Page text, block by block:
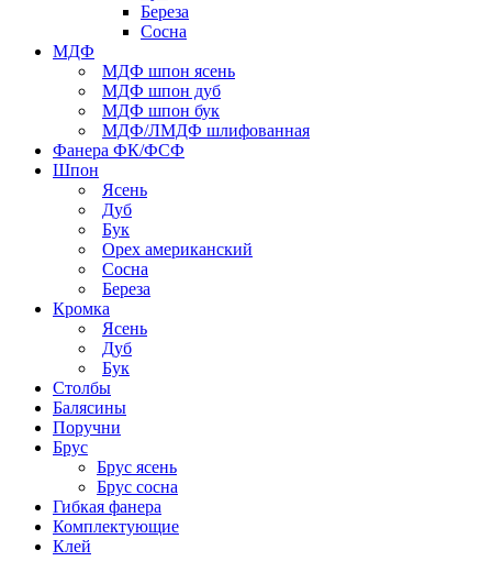
Береза
Сосна
МДФ
МДФ шпон ясень
МДФ шпон дуб
МДФ шпон бук
МДФ/ЛМДФ шлифованная
Фанера ФК/ФСФ
Шпон
Ясень
Дуб
Бук
Орех американский
Сосна
Береза
Кромка
Ясень
Дуб
Бук
Столбы
Балясины
Поручни
Брус
Брус ясень
Брус сосна
Гибкая фанера
Комплектующие
Клей